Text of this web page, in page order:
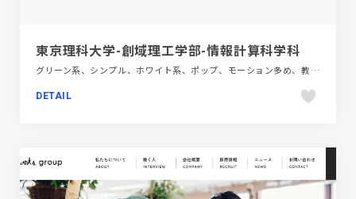
東京理科大学-創域理工学部-情報計算科学科
グリーン系、シンプル、ホワイト系、ポップ、モーション多め、教育・学校、施設・店舗サイト
DETAIL